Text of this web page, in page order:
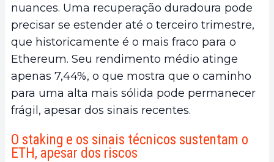
nuances. Uma recuperação duradoura pode
precisar se estender até o terceiro trimestre,
que historicamente é o mais fraco para o
Ethereum. Seu rendimento médio atinge
apenas 7,44%, o que mostra que o caminho
para uma alta mais sólida pode permanecer
frágil, apesar dos sinais recentes.
O staking e os sinais técnicos sustentam o
ETH, apesar dos riscos